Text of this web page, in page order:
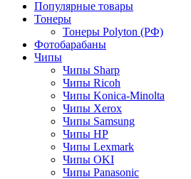
Популярные товары
Тонеры
Тонеры Polyton (РФ)
Фотобарабаны
Чипы
Чипы Sharp
Чипы Ricoh
Чипы Konica-Minolta
Чипы Xerox
Чипы Samsung
Чипы HP
Чипы Lexmark
Чипы OKI
Чипы Panasonic